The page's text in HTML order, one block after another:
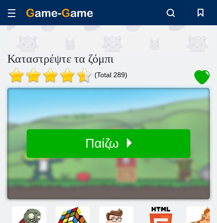
Καταστρέψτε τα ζόμπι
(Total 289)
Παίζω